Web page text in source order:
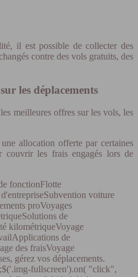
il est possible de collecter des
contre des vols gratuits, des
les déplacements
meilleures offres sur les vols, les
allocation offerte par certaines
couvrir les frais engagés lors de
fonctionFlotte
voiture
proVoyages
de
kilométriqueVoyage
de
des fraisVoyage
gérez vos déplacements.
fullscreen').on( "click",